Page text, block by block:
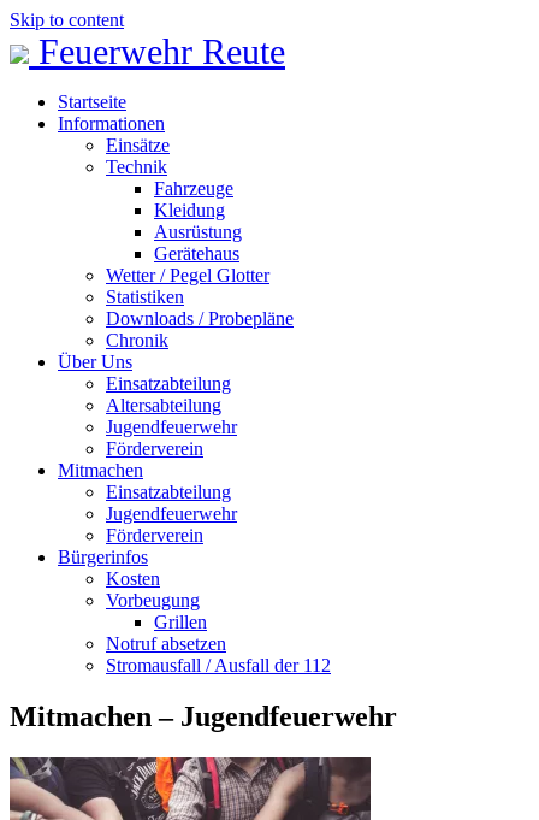
Skip to content
Feuerwehr Reute
Startseite
Informationen
Einsätze
Technik
Fahrzeuge
Kleidung
Ausrüstung
Gerätehaus
Wetter / Pegel Glotter
Statistiken
Downloads / Probepläne
Chronik
Über Uns
Einsatzabteilung
Altersabteilung
Jugendfeuerwehr
Förderverein
Mitmachen
Einsatzabteilung
Jugendfeuerwehr
Förderverein
Bürgerinfos
Kosten
Vorbeugung
Grillen
Notruf absetzen
Stromausfall / Ausfall der 112
Mitmachen – Jugendfeuerwehr